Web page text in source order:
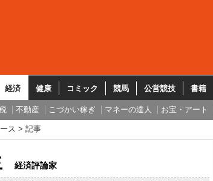
経済 健康 コミック 競馬 公営競技 書籍
不動産 こづかい稼ぎ マネーの達人 お宝・アート
ス 記事
経済評論家